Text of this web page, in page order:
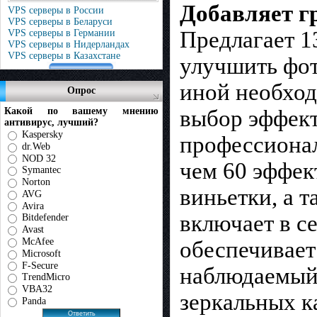
VPS серверы в России
VPS серверы в Беларуси
VPS серверы в Германии
VPS серверы в Нидерландах
VPS серверы в Казахстане
Опрос
Какой по вашему мнению
антивирус, лучший?
Kaspersky
dr.Web
NOD 32
Symantec
Norton
AVG
Avira
Bitdefender
Avast
McAfee
Microsoft
F-Secure
TrendMicro
VBA32
Panda
Добавляет
Предлагает
улучшить
иной
выбор
чем 60
виньетки, а
включает в
зеркальных